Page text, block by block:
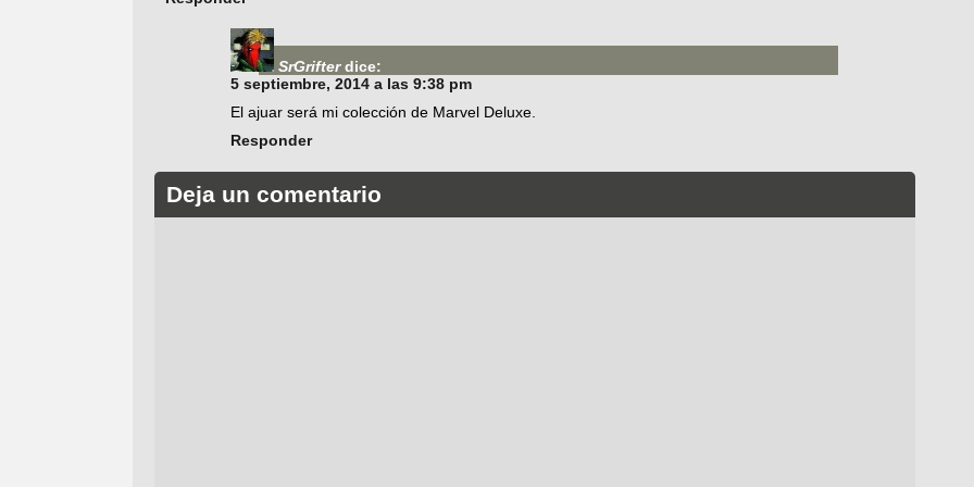
SrGrifter dice:
5 septiembre, 2014 a las 9:38 pm
El ajuar será mi colección de Marvel Deluxe.
Responder
Deja un comentario